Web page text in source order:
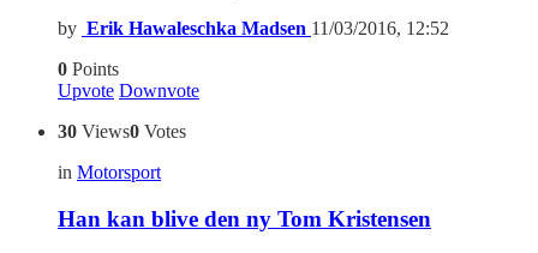
by Erik Hawaleschka Madsen 11/03/2016, 12:52
0 Points
Upvote Downvote
30 Views0 Votes
in Motorsport
Han kan blive den ny Tom Kristensen